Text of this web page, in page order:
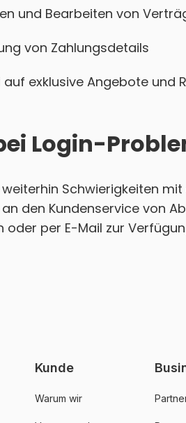
und Bearbeiten von
von Zahlungsdetails
auf exklusive Angebote und
Login-
weiterhin Schwierigkeiten
den Kundenservice von
oder per E-Mail zur
Kunde
Warum wir